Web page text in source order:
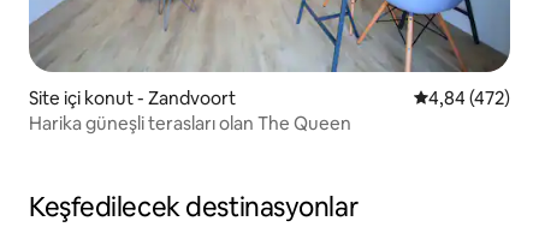
Site içi konut - Zandvoort 5 üzerinden
4,84 (472)
Harika güneşli terasları olan The Queen
Keşfedilecek destinasyonlar